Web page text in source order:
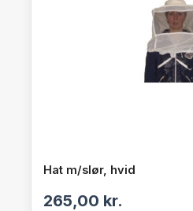
Hat m/slør, hvid
265,00 kr.